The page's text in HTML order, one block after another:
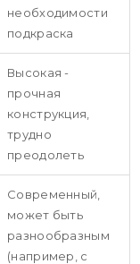
необходимости
подкраска
Высокая -
прочная
конструкция,
трудно
преодолеть
Современный,
может быть
разнообразным
(например, с